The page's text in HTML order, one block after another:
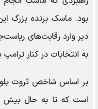
بود. ماسک برنده بزرگ
دیر وارد رقابت‌های
به انتخابات در کنار ترامپ